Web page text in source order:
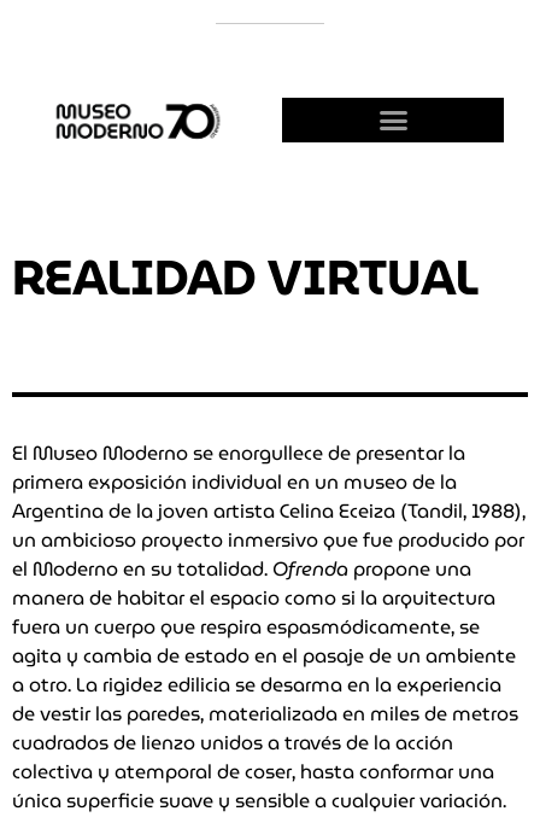
REALIDAD VIRTUAL
El Museo Moderno se enorgullece de presentar la
primera exposición individual en un museo de la
Argentina de la joven artista Celina Eceiza (Tandil, 1988),
un ambicioso proyecto inmersivo que fue producido por
el Moderno en su totalidad. Ofrenda propone una
manera de habitar el espacio como si la arquitectura
fuera un cuerpo que respira espasmódicamente, se
agita y cambia de estado en el pasaje de un ambiente
a otro. La rigidez edilicia se desarma en la experiencia
de vestir las paredes, materializada en miles de metros
cuadrados de lienzo unidos a través de la acción
colectiva y atemporal de coser, hasta conformar una
única superficie suave y sensible a cualquier variación.